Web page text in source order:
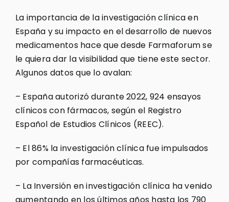
La importancia de la investigación clínica en
España y su impacto en el desarrollo de nuevos
medicamentos hace que desde Farmaforum se
le quiera dar la visibilidad que tiene este sector.
Algunos datos que lo avalan:
– España autorizó durante 2022, 924 ensayos
clínicos con fármacos, según el Registro
Español de Estudios Clínicos (REEC).
– El 86% la investigación clínica fue impulsados
por compañías farmacéuticas.
– La Inversión en investigación clínica ha venido